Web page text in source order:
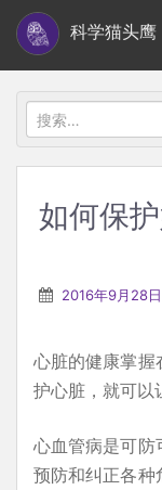
i
科学猫头鹰
搜
索：
如何保
2016年9月28日
心脏的健康掌握
护心脏，就可以
心血管病是可防
预防和纠正各种